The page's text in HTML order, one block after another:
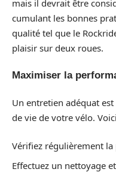
mais il devrait être
cumulant les bonnes
qualité tel que le
plaisir sur deux roues.
Maximiser la
Un entretien adéquat
de vie de votre vélo.
Vérifiez régulièrement la
Effectuez un nettoyage